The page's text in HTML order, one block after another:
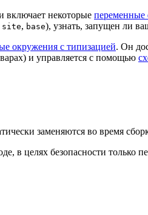
включает некоторые переменные
site, base), узнать, запущен ли
окружения с типизацией. Он
и управляется с помощью
заменяются во время
в целях безопасности только